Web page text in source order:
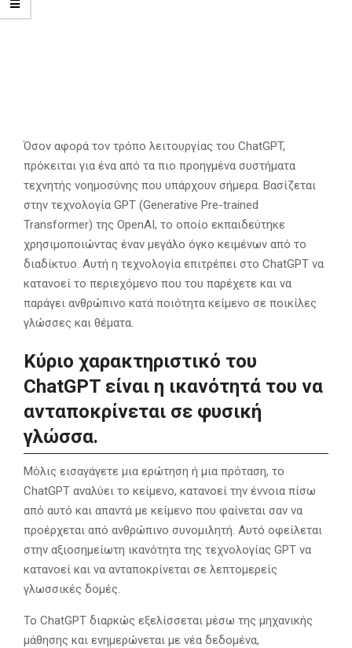
Όσον αφορά τον τρόπο λειτουργίας του ChatGPT,
πρόκειται για ένα από τα πιο προηγμένα συστήματα
τεχνητής νοημοσύνης που υπάρχουν σήμερα. Βασίζεται
στην τεχνολογία GPT (Generative Pre-trained
Transformer) της OpenAI, το οποίο εκπαιδεύτηκε
χρησιμοποιώντας έναν μεγάλο όγκο κειμένων από το
διαδίκτυο. Αυτή η τεχνολογία επιτρέπει στο ChatGPT να
κατανοεί το περιεχόμενο που του παρέχετε και να
παράγει ανθρώπινο κατά ποιότητα κείμενο σε ποικίλες
γλώσσες και θέματα.
Κύριο χαρακτηριστικό του
ChatGPT είναι η ικανότητά του να
ανταποκρίνεται σε φυσική
γλώσσα.
Μόλις εισαγάγετε μια ερώτηση ή μια πρόταση, το
ChatGPT αναλύει το κείμενο, κατανοεί την έννοια πίσω
από αυτό και απαντά με κείμενο που φαίνεται σαν να
προέρχεται από ανθρώπινο συνομιλητή. Αυτό οφείλεται
στην αξιοσημείωτη ικανότητα της τεχνολογίας GPT να
κατανοεί και να ανταποκρίνεται σε λεπτομερείς
γλωσσικές δομές.
Το ChatGPT διαρκώς εξελίσσεται μέσω της μηχανικής
μάθησης και ενημερώνεται με νέα δεδομένα,